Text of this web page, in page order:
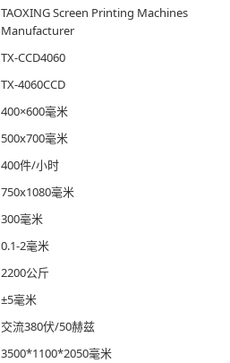
TAOXING Screen Printing Machines
Manufacturer
TX-CCD4060
TX-4060CCD
400×600毫米
500x700毫米
400件/小时
750x1080毫米
300毫米
0.1-2毫米
2200公斤
±5毫米
交流380伏/50赫兹
3500*1100*2050毫米